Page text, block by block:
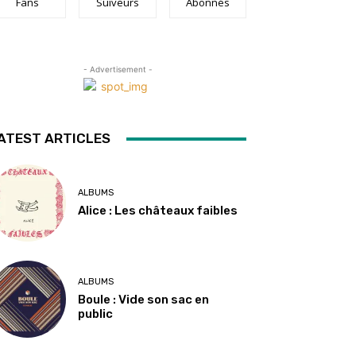
- Advertisement -
ARTICLES
ALBUMS
Alice : Les châteaux faibles
ALBUMS
Boule : Vide son sac en
public